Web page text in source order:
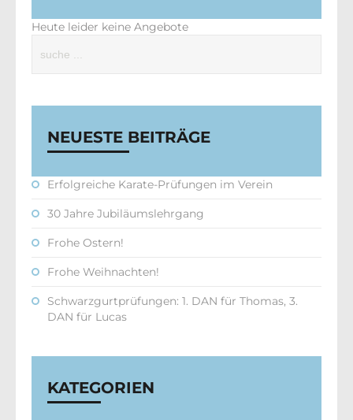
Heute leider keine Angebote
NEUESTE BEITRÄGE
Erfolgreiche Karate-Prüfungen im Verein
30 Jahre Jubiläumslehrgang
Frohe Ostern!
Frohe Weihnachten!
Schwarzgurtprüfungen: 1. DAN für Thomas, 3.
DAN für Lucas
KATEGORIEN